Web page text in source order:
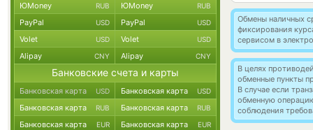
Обмены наличных
фиксирования
сервисом в
В целях
обменные пункты
В случае если
обменную
соблюдения
ЮMoney RUB ЮMoney RUB
PayPal USD PayPal USD
Volet USD Volet USD
Alipay CNY Alipay CNY
Банковские счета и карты
Банковская карта USD Банковская карта USD
Банковская карта RUB Банковская карта RUB
Банковская карта EUR Банковская карта EUR